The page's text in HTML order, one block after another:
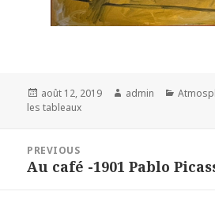
Posted
on
août 12, 2019 Author
admin
les tableaux
l’article
PREVIOUS
Previous
Au café -1901 Pablo